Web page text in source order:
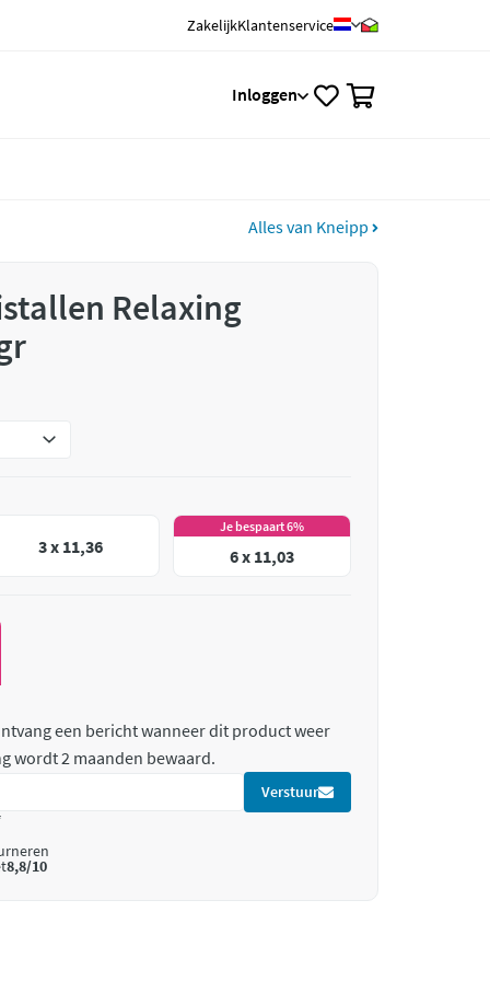
ZakelijkKlantenservice
Inloggen
Alles van Kneipp
Relaxing
3 x 11,36
Je bespaart 6%
6 x 11,03
een bericht wanneer dit product weer
wordt 2 maanden bewaard.
Verstuur
8,8/10